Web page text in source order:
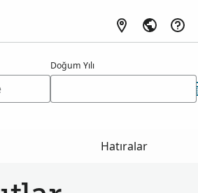
Doğum Yılı
Hatıralar